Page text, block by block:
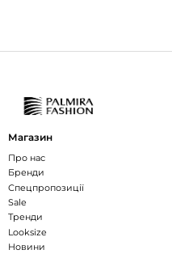
Магазин
Про нас
Бренди
Спецпропозиції
Sale
Тренди
Looksize
Новини